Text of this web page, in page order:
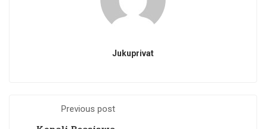
Jukuprivat
Previous post